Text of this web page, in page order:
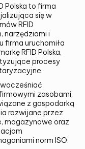
Polska to firma
się w
RFID
narzędziami i
firma uruchomiła
RFID Polska,
procesy
zasobami,
z gospodarką
rozwijane przez
magazynowe oraz
norm ISO.